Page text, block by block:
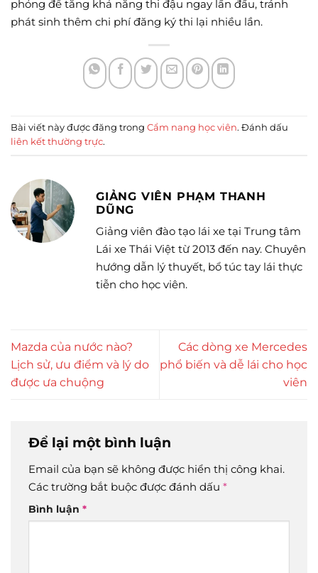
phỏng để tăng khả năng thi đậu ngay lần đầu, tránh
phát sinh thêm chi phí đăng ký thi lại nhiều lần.
Bài viết này được đăng trong Cẩm nang học viên. Đánh dấu
liên kết thường trực.
GIẢNG VIÊN PHẠM THANH
DŨNG
Giảng viên đào tạo lái xe tại Trung tâm
Lái xe Thái Việt từ 2013 đến nay. Chuyên
hướng dẫn lý thuyết, bổ túc tay lái thực
tiễn cho học viên.
Mazda của nước nào?
Lịch sử, ưu điểm và lý do
được ưa chuộng
Các dòng xe Mercedes
phổ biến và dễ lái cho học
viên
Để lại một bình luận
Email của bạn sẽ không được hiển thị công khai.
Các trường bắt buộc được đánh dấu *
Bình luận *